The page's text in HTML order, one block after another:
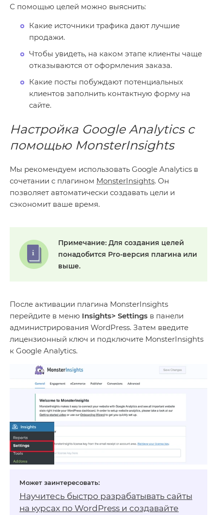
С помощью целей можно выяснить:
Какие источники трафика дают лучшие
продажи.
Чтобы увидеть, на каком этапе клиенты чаще
отказываются от оформления заказа.
Какие посты побуждают потенциальных
клиентов заполнить контактную форму на
сайте.
Настройка Google Analytics с
помощью MonsterInsights
Мы рекомендуем использовать Google Analytics в
сочетании с плагином MonsterInsights. Он
позволяет автоматически создавать цели и
сэкономит ваше время.
Примечание: Для создания целей
понадобится Pro-версия плагина или
выше.
После активации плагина MonsterInsights
перейдите в меню Insights> Settings в панели
администрирования WordPress. Затем введите
лицензионный ключ и подключите MonsterInsights
к Google Analytics.
Научитесь быстро разрабатывать сайты
на курсах по WordPress и создавайте